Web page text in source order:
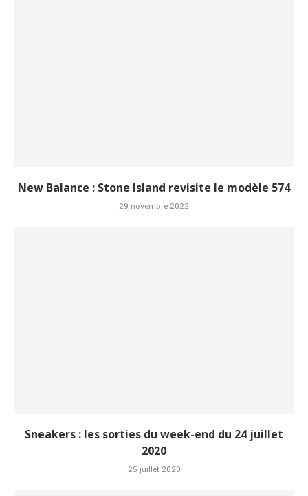
New Balance : Stone Island revisite le modèle 574
29 novembre 2022
Sneakers : les sorties du week-end du 24 juillet
2020
25 juillet 2020